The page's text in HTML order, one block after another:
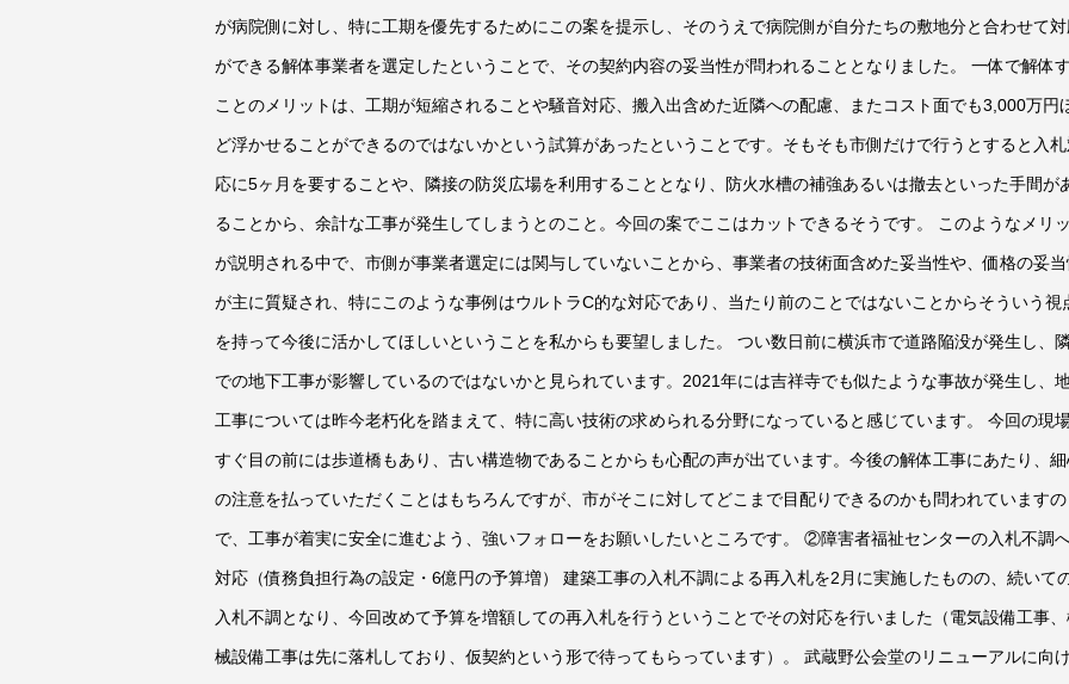
が病院側に対し、特に工期を優先するためにこの案を提示し、そのうえで病院側が自分たちの敷地分と合わせて
ができる解体事業者を選定したということで、その契約内容の妥当性が問われることとなりました。 一体で解体
ことのメリットは、工期が短縮されることや騒音対応、搬入出含めた近隣への配慮、またコスト面でも3,000万円
ど浮かせることができるのではないかという試算があったということです。そもそも市側だけで行うとすると入
応に5ヶ月を要することや、隣接の防災広場を利用することとなり、防火水槽の補強あるいは撤去といった手間が
ることから、余計な工事が発生してしまうとのこと。今回の案でここはカットできるそうです。 このようなメリ
が説明される中で、市側が事業者選定には関与していないことから、事業者の技術面含めた妥当性や、価格の妥
が主に質疑され、特にこのような事例はウルトラC的な対応であり、当たり前のことではないことからそういう視
を持って今後に活かしてほしいということを私からも要望しました。 つい数日前に横浜市で道路陥没が発生し、
での地下工事が影響しているのではないかと見られています。2021年には吉祥寺でも似たような事故が発生し、
工事については昨今老朽化を踏まえて、特に高い技術の求められる分野になっていると感じています。 今回の現
すぐ目の前には歩道橋もあり、古い構造物であることからも心配の声が出ています。今後の解体工事にあたり、
の注意を払っていただくことはもちろんですが、市がそこに対してどこまで目配りできるのかも問われていますの
で、工事が着実に安全に進むよう、強いフォローをお願いしたいところです。 ②障害者福祉センターの入札不調
対応（債務負担行為の設定・6億円の予算増） 建築工事の入札不調による再入札を2月に実施したものの、続いて
入札不調となり、今回改めて予算を増額しての再入札を行うということでその対応を行いました（電気設備工事
械設備工事は先に落札しており、仮契約という形で待ってもらっています）。 武蔵野公会堂のリニューアルに向